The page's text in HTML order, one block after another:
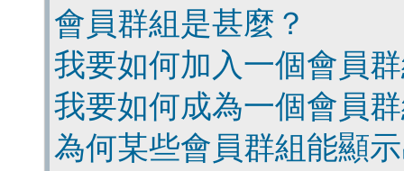
會員群組是甚麼？
我要如何加入一個會員
我要如何成為一個會員
為何某些會員群組能顯